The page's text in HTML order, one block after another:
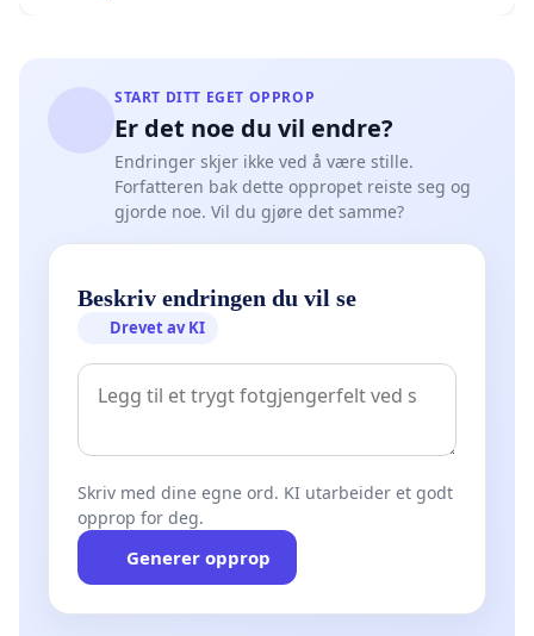
START DITT EGET OPPROP
Er det noe du vil endre?
Endringer skjer ikke ved å være stille.
Forfatteren bak dette oppropet reiste seg og
gjorde noe. Vil du gjøre det samme?
Beskriv endringen du vil se
Drevet av KI
Skriv med dine egne ord. KI utarbeider et godt
opprop for deg.
Generer opprop